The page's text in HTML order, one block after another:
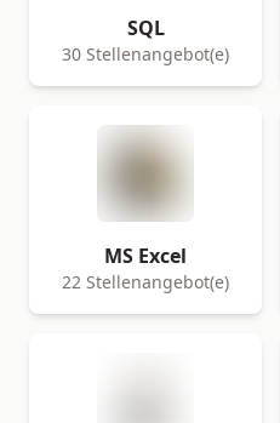
SQL
30 Stellenangebot(e)
MS Excel
22 Stellenangebot(e)